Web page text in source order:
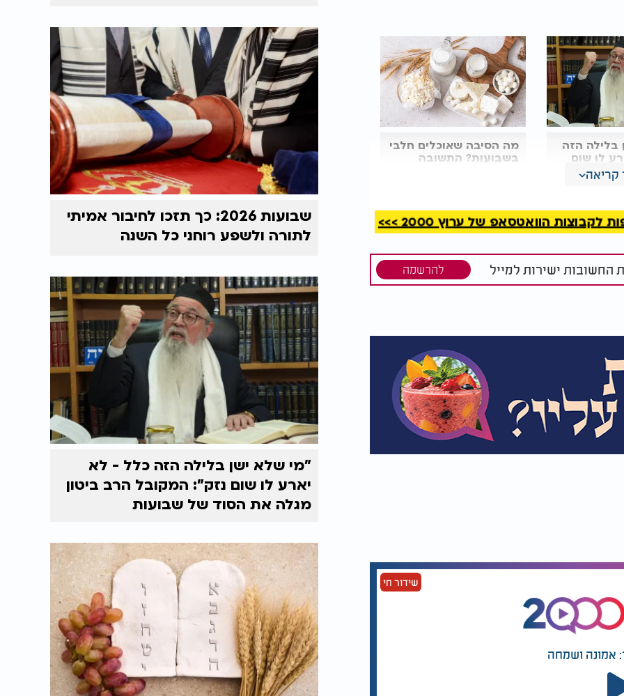
בלילה הזה
לו שום
הרב ביטון
של
מה הסיבה שאוכלים חלבי
בשבועות? התשובה
הישיבה שהגיע הזמן לברר את העניין
צפויה להתקיים החתונה הרשמית. לתדהמתו
בת כלל. הבחור ההמום שאל מיד לשם מה הוא
הזה. העשיר הסביר לו בפשטות כי הוא ראה
שהם תלמידי חכמים, ומכיוון שיש לו ממון
חכם משלו.
אלימלך בידרמן לוקח את המשל אל מקום
התפאורה המפוארת ביותר לחג השבועות, לקנות
המושקעות ביותר, אך עליו לשאול את עצמו
עצמה בתוך כל החגיגה הזו? האם
הוא שקבלת התורה האמיתית מתרחשת
חדשה. אפילו אם מדובר בדבר קטן ופשוט, זהו
הוואטסאפ של ערוץ 2000 >>>
החשובות ישירות למייל להרשמה
שידור חי
אמונה ושמחה
שבועות 2026: כך תזכו לחיבור אמיתי
לתורה ולשפע רוחני כל השנה
"מי שלא ישן בלילה הזה כלל - לא
יארע לו שום נזק": המקובל הרב ביטון
מגלה את הסוד של שבועות